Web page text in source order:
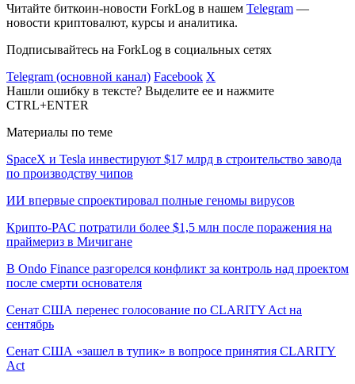
Читайте биткоин-новости ForkLog в нашем Telegram —
новости криптовалют, курсы и аналитика.
Подписывайтесь на ForkLog в социальных сетях
Telegram (основной канал) Facebook X
Нашли ошибку в тексте? Выделите ее и нажмите
CTRL+ENTER
Материалы по теме
SpaceX и Tesla инвестируют $17 млрд в строительство завода
по производству чипов
ИИ впервые спроектировал полные геномы вирусов
Крипто-PAC потратили более $1,5 млн после поражения на
праймериз в Мичигане
В Ondo Finance разгорелся конфликт за контроль над проектом
после смерти основателя
Сенат США перенес голосование по CLARITY Act на
сентябрь
Сенат США «зашел в тупик» в вопросе принятия CLARITY
Act